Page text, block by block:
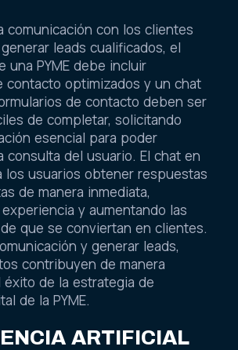
comunicación con los clientes
leads cualificados, el
una PYME debe incluir
contacto optimizados y un chat
de contacto deben ser
de completar, solicitando
esencial para poder
consulta del usuario. El chat en
los usuarios obtener respuestas
de manera inmediata,
y aumentando las
que se conviertan en clientes.
y generar leads,
contribuyen de manera
éxito de la estrategia de
de la PYME.
ARTIFICIAL